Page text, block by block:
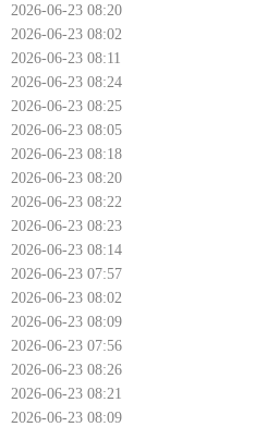
2026-06-23 08:20
2026-06-23 08:02
2026-06-23 08:11
2026-06-23 08:24
2026-06-23 08:25
2026-06-23 08:05
2026-06-23 08:18
2026-06-23 08:20
2026-06-23 08:22
2026-06-23 08:23
2026-06-23 08:14
2026-06-23 07:57
2026-06-23 08:02
2026-06-23 08:09
2026-06-23 07:56
2026-06-23 08:26
2026-06-23 08:21
2026-06-23 08:09